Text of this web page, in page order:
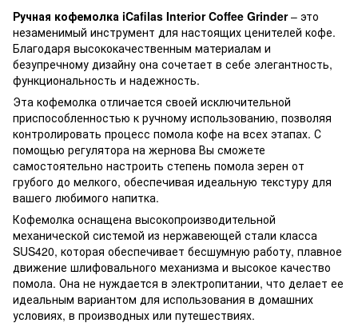
Ручная кофемолка iCafilas Interior Coffee Grinder– это
незаменимый инструмент для настоящих ценителей кофе.
Благодаря высококачественным материалам и
безупречному дизайну она сочетает в себе элегантность,
функциональность и надежность.
Эта кофемолка отличается своей исключительной
приспособленностью к ручному использованию, позволяя
контролировать процесс помола кофе на всех этапах. С
помощью регулятора на жернова Вы сможете
самостоятельно настроить степень помола зерен от
грубого до мелкого, обеспечивая идеальную текстуру для
вашего любимого напитка.
Кофемолка оснащена высокопроизводительной
механической системой из нержавеющей стали класса
SUS420, которая обеспечивает бесшумную работу, плавное
движение шлифовального механизма и высокое качество
помола. Она не нуждается в электропитании, что делает ее
идеальным вариантом для использования в домашних
условиях, в производных или путешествиях.